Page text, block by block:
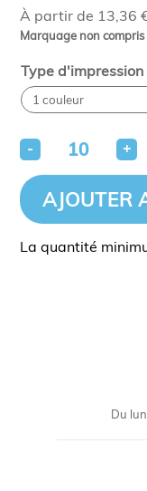
À partir de 13,36
Marquage non compris
Type d'impression
- +
AJOUTER
La quantité
Du